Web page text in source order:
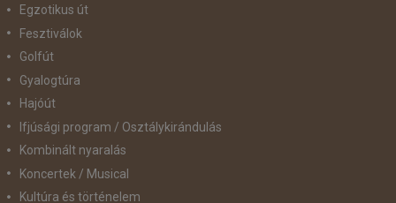
Egzotikus út
Fesztiválok
Golfút
Gyalogtúra
Hajóút
Ifjúsági program / Osztálykirándulás
Kombinált nyaralás
Koncertek / Musical
Kultúra és történelem